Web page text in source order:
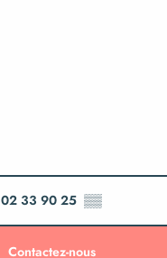
02 33 90 25 ▒▒
Contactez-nous